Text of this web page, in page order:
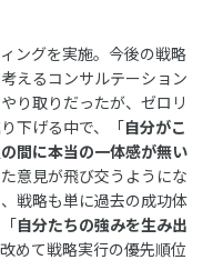
ングを実施。今後の戦略
えるコンサルテーション
り取りだったが、ゼロリ
下げる中で、「 自分がこ
間に本当の一体感が無い
意見が飛び交うようにな
戦略も単に過去の成功体
自分たちの強みを生み出
めて戦略実行の優先順位